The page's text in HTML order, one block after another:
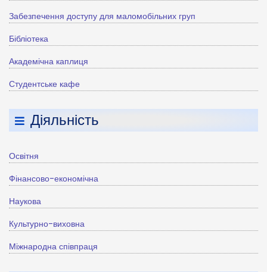
Забезпечення доступу для маломобільних груп
Бібліотека
Академічна каплиця
Студентське кафе
Діяльність
Освітня
Фінансово-економічна
Наукова
Культурно-виховна
Міжнародна співпраця